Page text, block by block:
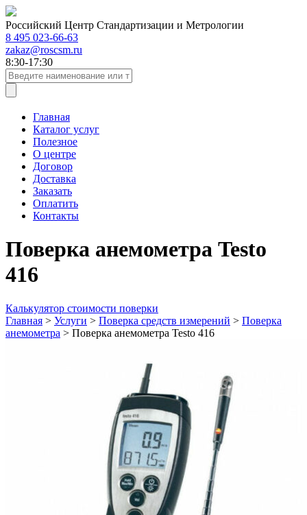
Российский Центр Стандартизации и Метрологии
8 495 023-66-63
zakaz@roscsm.ru
8:30-17:30
Главная
Каталог услуг
Полезное
О центре
Договор
Доставка
Заказать
Оплатить
Контакты
Поверка анемометра Testo
416
Калькулятор стоимости поверки
Главная > Услуги > Поверка средств измерений > Поверка
анемометра > Поверка анемометра Testo 416